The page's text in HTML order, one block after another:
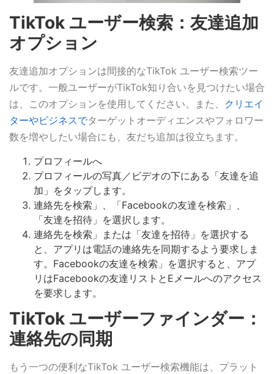
TikTok ユーザー検索：友達追加
オプション
友達追加オプションは間接的なTikTok ユーザー検索ツー
ルです。一般ユーザーがTikTok知り合いを見つけたい場合
は、このオプションを使用してください。また、 クリエイ
ターやビジネスでターゲットオーディエンスやフォロワー
数を増やしたい場合にも、友だち追加は役立ちます。
プロフィールへ
プロフィールの写真／ビデオの下にある「友達を追
加」をタップします。
連絡先を検索」、「Facebookの友達を検索」、
「友達を招待」を選択します。
連絡先を検索」または「友達を招待」を選択する
と、アプリは電話の連絡先を同期するよう要求しま
す。Facebookの友達を検索」を選択すると、アプ
リはFacebookの友達リストとEメールへのアクセス
を要求します。
TikTok ユーザーファインダー：
連絡先の同期
もう一つの便利なTikTok ユーザー検索機能は、プラット